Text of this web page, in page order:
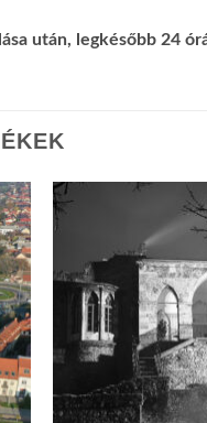
után, legkésőbb 24